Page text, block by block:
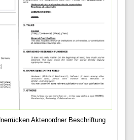
Aktenordner Beschriftung